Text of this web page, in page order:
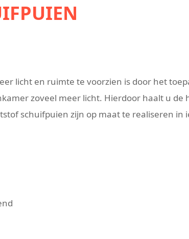
licht en ruimte te voorzien is door het
zoveel meer licht. Hierdoor haalt u
schuifpuien zijn op maat te realiseren